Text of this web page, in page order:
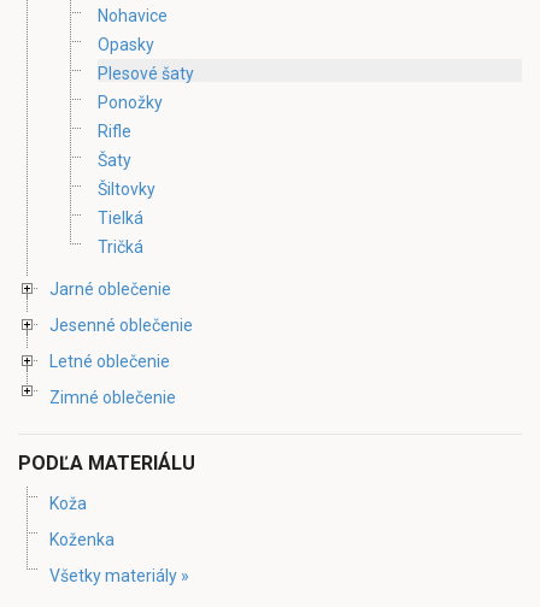
Nohavice
Opasky
Plesové šaty
Ponožky
Rifle
Šaty
Šiltovky
Tielká
Tričká
Jarné oblečenie
Jesenné oblečenie
Letné oblečenie
Zimné oblečenie
PODĽA MATERIÁLU
Koža
Koženka
Všetky materiály »